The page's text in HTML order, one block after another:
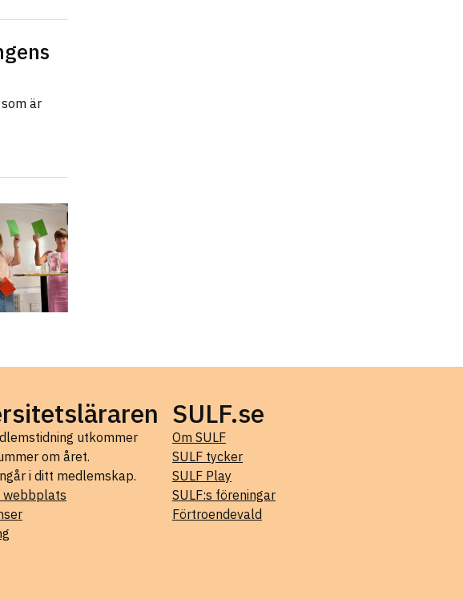
är
utkommer
om året.
i ditt medlemskap.
webbplats
SULF.se
Om SULF
SULF tycker
SULF Play
SULF:s föreningar
Förtroendevald